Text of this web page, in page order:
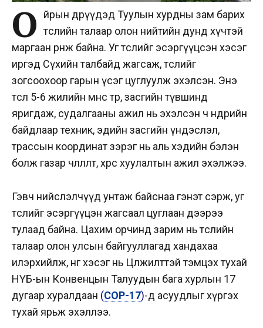
О
йрын өдрүүдэд Туулын хурдны зам барих
төслийн талаар олон нийтийн дунд хүчтэй
маргаан өрнөж байна. Уг төслийг эсэргүүцсэн хэсэг
иргэд Сүхийн талбайд жагсаж, төслийг
зогсоохоор гарын үсэг цуглуулж эхэлсэн. Энэ
төсөл 5-6 жилийн өмнөөс төр, засгийн түвшинд
яригдаж, судалгааны ажил нь эхэлсэн ч өнөөдрийн
байдлаар техник, эдийн засгийн үндэслэл,
трассын координат зэрэг нь аль хэдийн бэлэн
болж газар чөлөөлөлт, хөрс хуулалтын ажил эхэлжээ.
Гэвч нийслэлчүүд унтаж байснаа гэнэт сэрж, уг
төслийг эсэргүүцэн жагсаал цуглаан дээрээ
тулаад байна. Цахим орчинд зарим нь төслийн
талаар олон улсын байгууллагад хандахаа
илэрхийлж, нөгөө хэсэг нь Цөлжилттэй тэмцэх тухай
НҮБ-ын Конвенцын Талуудын бага хурлын 17
дугаар хуралдаан (СОР-17)-д асуудлыг хүргэх
тухай ярьж эхэллээ.